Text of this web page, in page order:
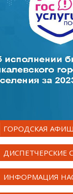
ГОРОДСКАЯ
ДИСПЕТЧЕРСКИЕ
ИНФОРМАЦИЯ